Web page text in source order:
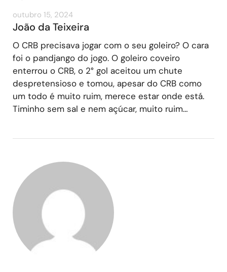
outubro 15, 2024
João da Teixeira
O CRB precisava jogar com o seu goleiro? O cara
foi o pandjango do jogo. O goleiro coveiro
enterrou o CRB, o 2° gol aceitou um chute
despretensioso e tomou, apesar do CRB como
um todo é muito ruim, merece estar onde está.
Timinho sem sal e nem açúcar, muito ruim…